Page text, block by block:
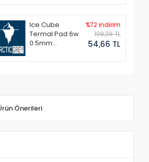
Ice Cube
Termal Pad 6w
0.5mm
%72 indirim
198,38 TL
54,66 TL
Önerileri